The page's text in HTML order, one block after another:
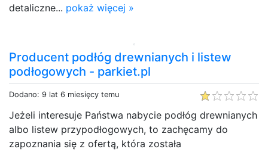
detaliczne... pokaż więcej »
Producent podłóg drewnianych i listew
podłogowych - parkiet.pl
Dodano: 9 lat 6 miesięcy temu
Jeżeli interesuje Państwa nabycie podłóg drewnianych
albo listew przypodłogowych, to zachęcamy do
zapoznania się z ofertą, która została